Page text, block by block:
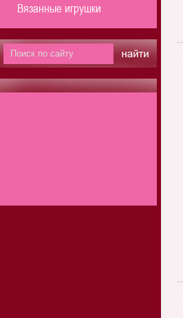
Вязанные игрушки